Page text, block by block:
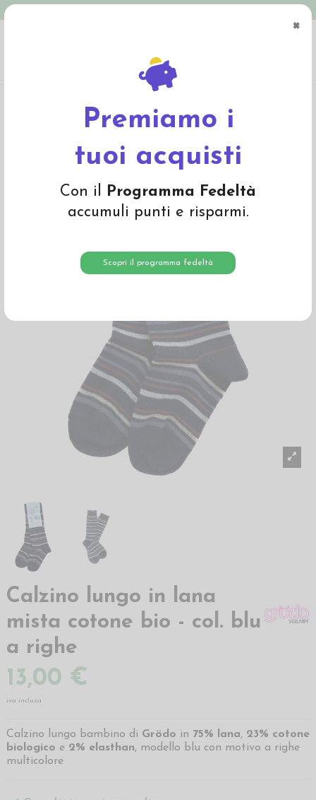
×
Premiamo i
tuoi acquisti
Con il Programma Fedeltà
accumuli punti e risparmi.
Scopri il programma fedeltà
lana mista cotone bio - col. blu a righe
Calzino lungo in lana
mista cotone bio - col. blu
a righe
13,00 €
iva inclusa
Calzino lungo bambino di Grödo in 75% lana, 23% cotone
biologico e 2% elasthan, modello blu con motivo a righe
multicolore